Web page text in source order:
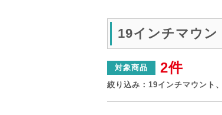
19インチマウ
対象商品 2件
絞り込み： 19インチマウント